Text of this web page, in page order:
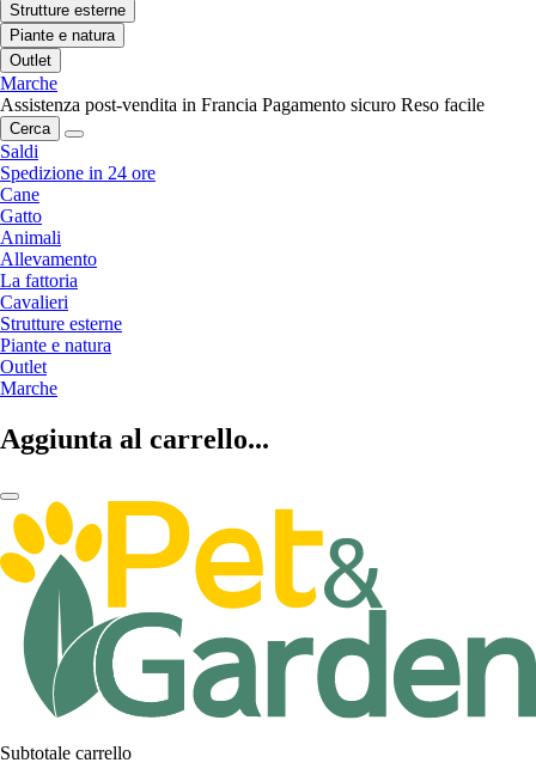
Strutture esterne
Piante e natura
Outlet
Marche
Assistenza post-vendita in Francia Pagamento sicuro Reso facile
Cerca
Saldi
Spedizione in 24 ore
Cane
Gatto
Animali
Allevamento
La fattoria
Cavalieri
Strutture esterne
Piante e natura
Outlet
Marche
Aggiunta al carrello...
Subtotale carrello